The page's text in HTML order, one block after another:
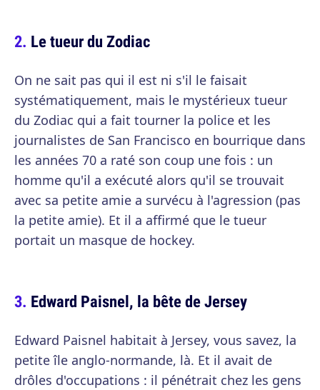
Le tueur du Zodiac
On ne sait pas qui il est ni s'il le faisait
systématiquement, mais le mystérieux tueur
du Zodiac qui a fait tourner la police et les
journalistes de San Francisco en bourrique dans
les années 70 a raté son coup une fois : un
homme qu'il a exécuté alors qu'il se trouvait
avec sa petite amie a survécu à l'agression (pas
la petite amie). Et il a affirmé que le tueur
portait un masque de hockey.
Edward Paisnel, la bête de Jersey
Edward Paisnel habitait à Jersey, vous savez, la
petite île anglo-normande, là. Et il avait de
drôles d'occupations : il pénétrait chez les gens